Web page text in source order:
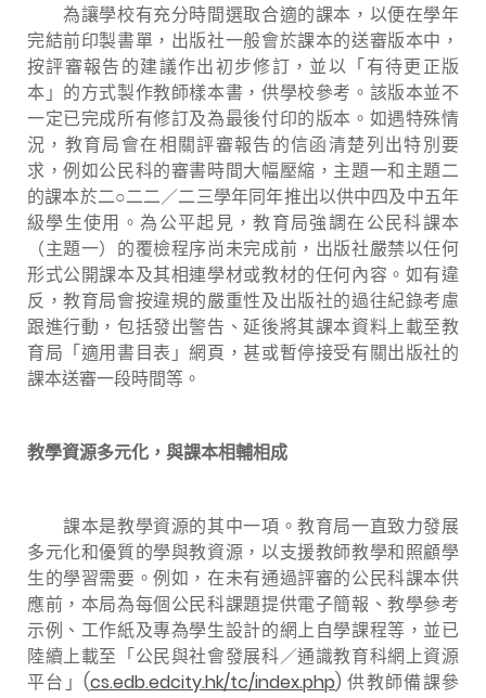
為讓學校有充分時間選取合適的課本，以便在學年
完結前印製書單，出版社一般會於課本的送審版本中，
按評審報告的建議作出初步修訂，並以「有待更正版
本」的方式製作教師樣本書，供學校參考。該版本並不
一定已完成所有修訂及為最後付印的版本。如遇特殊情
況，教育局會在相關評審報告的信函清楚列出特別要
求，例如公民科的審書時間大幅壓縮，主題一和主題二
的課本於二○二二／二三學年同年推出以供中四及中五年
級學生使用。為公平起見，教育局強調在公民科課本
（主題一）的覆檢程序尚未完成前，出版社嚴禁以任何
形式公開課本及其相連學材或教材的任何內容。如有違
反，教育局會按違規的嚴重性及出版社的過往紀錄考慮
跟進行動，包括發出警告、延後將其課本資料上載至教
育局「適用書目表」網頁，甚或暫停接受有關出版社的
課本送審一段時間等。
教學資源多元化，與課本相輔相成
課本是教學資源的其中一項。教育局一直致力發展
多元化和優質的學與教資源，以支援教師教學和照顧學
生的學習需要。例如，在未有通過評審的公民科課本供
應前，本局為每個公民科課題提供電子簡報、教學參考
示例、工作紙及專為學生設計的網上自學課程等，並已
陸續上載至「公民與社會發展科／通識教育科網上資源
平台」 (cs.edb.edcity.hk/tc/index.php) 供教師備課參